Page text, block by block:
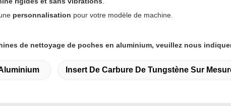
personnalisation pour votre modèle de machine.
de nettoyage de poches en aluminium, veuillez nous
Insert De Carbure De Tungstène Sur